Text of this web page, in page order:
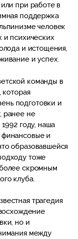
при работе в
поддержка
человек
и психических
и истощения,
и успех.
команды в
которая
подготовки и
ранее не
году, наша
финансовые и
образовавшейся
тоже
скромным
клуба.
трагедия
но и
между